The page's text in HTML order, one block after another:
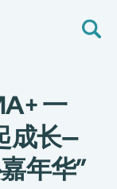
一
成长—
年华”